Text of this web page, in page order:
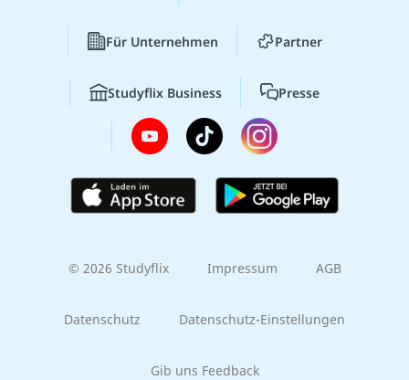
Für Unternehmen Partner
Studyflix Business Presse
© 2026 Studyflix Impressum AGB
Datenschutz Datenschutz-Einstellungen
Gib uns Feedback